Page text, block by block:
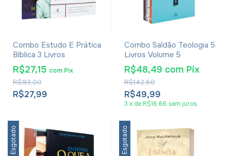
Combo Estudo E Prática
Bíblica 3 Livros
R$27,99
R$93,00
R$27,15 comPix
Combo Saldão Teologia 5
Livros Volume 5
R$49,99
R$142,60
R$48,49 com Pix
3 x de R$16,66 sem juros
Esgotado Esgotado